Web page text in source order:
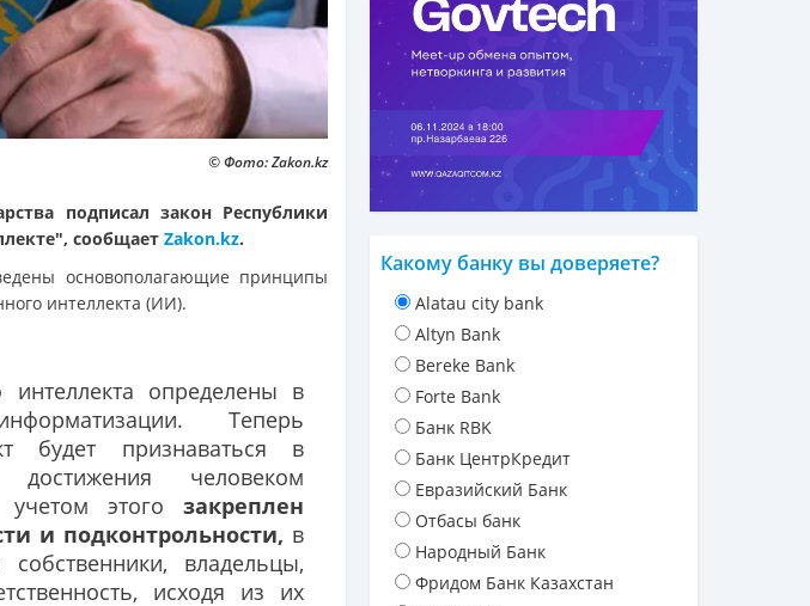
© Фото: Zakon.kz
подписал закон Республики
сообщает Zakon.kz.
основополагающие принципы
интеллекта (ИИ).
интеллекта определены в
Теперь
будет признаваться в
достижения человеком
этого закреплен
и подконтрольности, в
владельцы,
исходя из их
Какому банку вы доверяете?
Alatau city bank
Altyn Bank
Bereke Bank
Forte Bank
Банк RBK
Банк ЦентрКредит
Евразийский Банк
Отбасы банк
Народный Банк
Фридом Банк Казахстан